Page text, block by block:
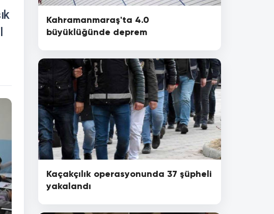
Kahramanmaraş'ta 4.0
büyüklüğünde deprem
Kaçakçılık operasyonunda 37 şüpheli
yakalandı